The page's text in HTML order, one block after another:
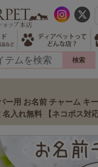
ー用 お名前 チャーム キ
名入れ無料 【ネコポス対